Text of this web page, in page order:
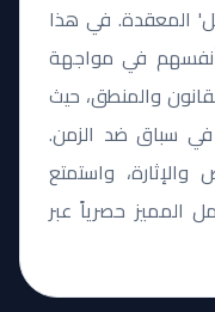
المعقدة. في هذا
في مواجهة
والمنطق، حيث
في سباق ضد الزمن.
واستمتع
المميز حصرياً عبر